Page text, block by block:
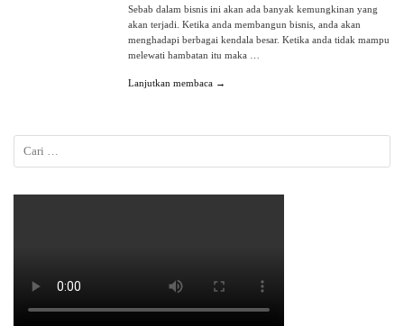
Sebab dalam bisnis ini akan ada banyak kemungkinan yang
akan terjadi. Ketika anda membangun bisnis, anda akan
menghadapi berbagai kendala besar. Ketika anda tidak mampu
melewati hambatan itu maka …
Lanjutkan membaca →